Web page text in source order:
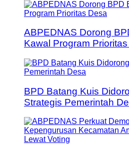
ABPEDNAS Dorong
Kawal Program
BPD Batang Kuis
Strategis Pemerintah